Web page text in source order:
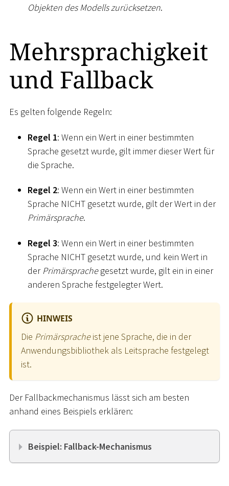
Objekten des Modells zurücksetzen.
Mehrsprachigkeit
und Fallback
Es gelten folgende Regeln:
Regel 1: Wenn ein Wert in einer bestimmten
Sprache gesetzt wurde, gilt immer dieser Wert für
die Sprache.
Regel 2: Wenn ein Wert in einer bestimmten
Sprache NICHT gesetzt wurde, gilt der Wert in der
Primärsprache.
Regel 3: Wenn ein Wert in einer bestimmten
Sprache NICHT gesetzt wurde, und kein Wert in
derPrimärsprachegesetzt wurde, gilt ein in einer
anderen Sprache festgelegter Wert.
HINWEIS
Die Primärspracheist jene Sprache, die in der
Anwendungsbibliothek als Leitsprache festgelegt
ist.
Der Fallbackmechanismus lässt sich am besten
anhand eines Beispiels erklären:
Beispiel: Fallback-Mechanismus